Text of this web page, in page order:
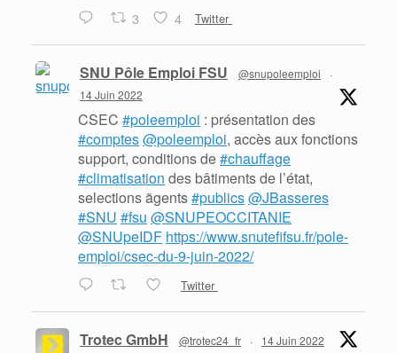
3 4 Twitter
SNU Pôle Emploi FSU @snupoleemploi
·
14 Juin 2022
CSEC #poleemploi : présentation des
#comptes@poleemploi, accès aux fonctions
support, conditions de#chauffage
#climatisation des bâtiments de l’état,
selections ãgents#publics@JBasseres
#SNU #fsu @SNUPEOCCITANIE
@SNUpeIDF https://www.snutefifsu.fr/pole-
emploi/csec-du-9-juin-2022/
Twitter
Trotec GmbH @trotec24_fr · 14 Juin 2022